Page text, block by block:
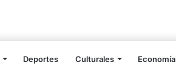
Deportes Culturales Economía